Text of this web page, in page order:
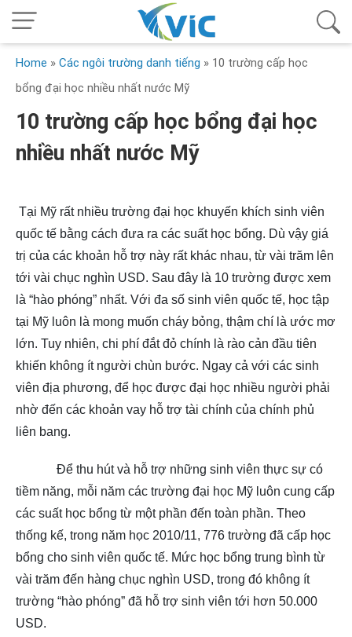
Home » Các ngôi trường danh tiếng » 10 trường cấp học
bổng đại học nhiều nhất nước Mỹ
10 trường cấp học bổng đại học
nhiều nhất nước Mỹ
Tại Mỹ rất nhiều trường đại học khuyến khích sinh viên
quốc tế bằng cách đưa ra các suất học bổng. Dù vậy giá
trị của các khoản hỗ trợ này rất khác nhau, từ vài trăm lên
tới vài chục nghìn USD. Sau đây là 10 trường được xem
là “hào phóng” nhất. Với đa số sinh viên quốc tế, học tập
tại Mỹ luôn là mong muốn cháy bỏng, thậm chí là ước mơ
lớn. Tuy nhiên, chi phí đắt đỏ chính là rào cản đầu tiên
khiến không ít người chùn bước. Ngay cả với các sinh
viên địa phương, để học được đại học nhiều người phải
nhờ đến các khoản vay hỗ trợ tài chính của chính phủ
liên bang.
Để thu hút và hỗ trợ những sinh viên thực sự có
tiềm năng, mỗi năm các trường đại học Mỹ luôn cung cấp
các suất học bổng từ một phần đến toàn phần. Theo
thống kế, trong năm học 2010/11, 776 trường đã cấp học
bổng cho sinh viên quốc tế. Mức học bổng trung bình từ
vài trăm đến hàng chục nghìn USD, trong đó không ít
trường “hào phóng” đã hỗ trợ sinh viên tới hơn 50.000
USD.